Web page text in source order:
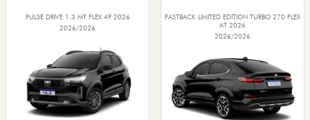
PULSE DRIVE 1.3 MT FLEX 4P 2026
2026/2026
FASTBACK LIMITED EDITION TURBO 270 FLEX
AT 2026
2026/2026